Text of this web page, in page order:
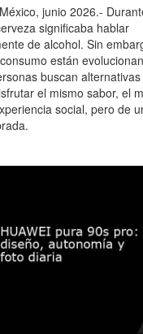
junio 2026.-
significaba hablar
de alcohol. Sin
están
buscan
el mismo sabor, el
social, pero de